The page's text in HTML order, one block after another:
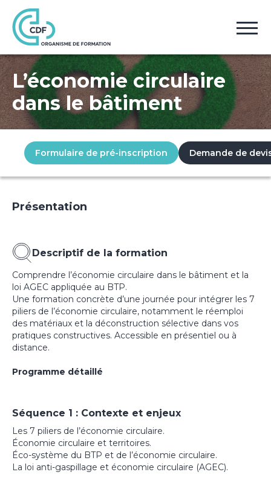
Accueil Formations
L’économie circulaire
dans le bâtiment
Formulaire de pré-inscription Demande de
Présentation
Descriptif de la formation
Comprendre l’économie circulaire dans le bâtiment et la
loi AGEC appliquée au BTP.
Une formation concrète d’une journée pour intégrer les 7
piliers de l’économie circulaire, notamment le réemploi
des matériaux et la déconstruction sélective dans vos
pratiques constructives. Accessible en présentiel ou à
distance.
Programme détaillé
Séquence 1 : Contexte et enjeux
Les 7 piliers de l’économie circulaire.
Économie circulaire et territoires.
Éco-système du BTP et de l’économie circulaire.
La loi anti-gaspillage et économie circulaire (AGEC).